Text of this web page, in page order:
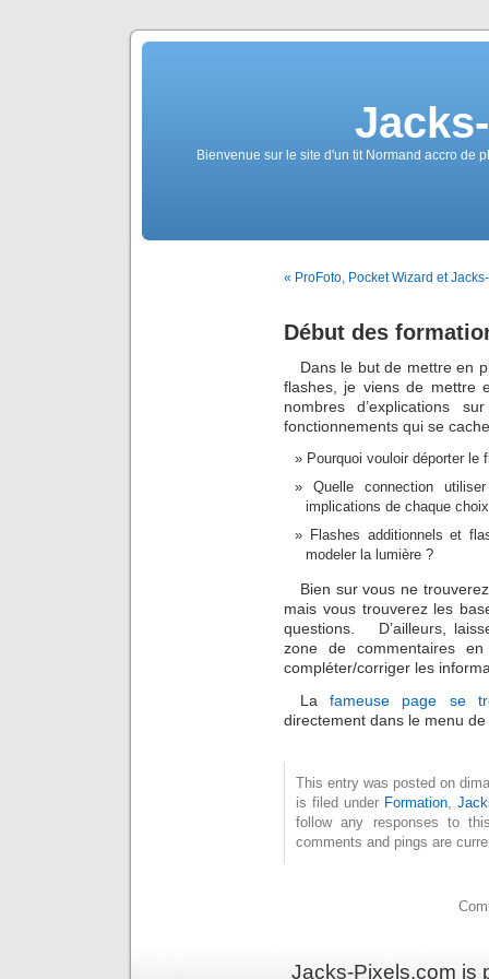
Bienvenue sur le site d'un tit Normand accro de
« ProFoto, Pocket Wizard et
Début des
Dans le but de mettre en
flashes, je viens de mettre
nombres d’explications
fonctionnements qui se
Pourquoi vouloir déporter le
Quelle connection
implications de chaque
Flashes additionnels et
modeler la lumière ?
Bien sur vous ne
mais vous trouverez les
questions.
D’ailleurs,
zone de commentaires
compléter/corriger les
Lafameuse page se
directement dans le menu
This entry was posted on
is filed under Formation,
follow any responses to
comments and pings are
Jacks-Pixels.com is